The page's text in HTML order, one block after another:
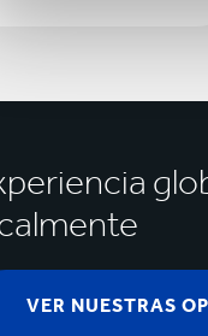
VER NUESTRAS